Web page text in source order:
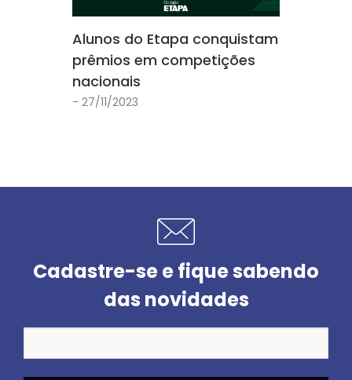
Alunos do Etapa conquistam
prêmios em competições
nacionais
- 27/11/2023
Cadastre-se e fique sabendo
das novidades